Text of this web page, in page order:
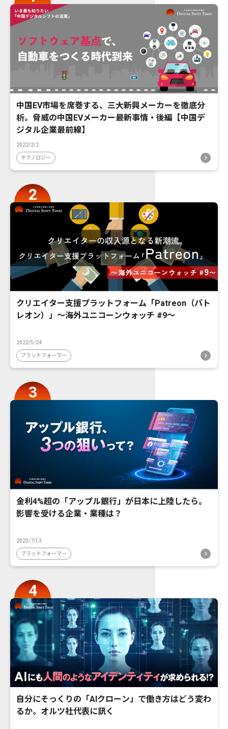
中国EV市場を席巻する、三大新興メーカーを徹底分
析。脅威の中国EVメーカー最新事情・後編【中国デ
ジタル企業最前線】
2022/2/2
テクノロジー
クリエイター支援プラットフォーム「Patreon（パト
レオン）」〜海外ユニコーンウォッチ #9〜
2022/5/24
プラットフォーマー
金利4%超の「アップル銀行」が日本に上陸したら。
影響を受ける企業・業種は？
2023/7/13
プラットフォーマー
自分にそっくりの「AIクローン」で働き方はどう変わ
るか。オルツ社代表に訊く